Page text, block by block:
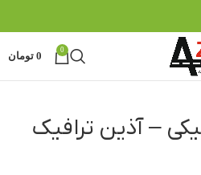
0
0 تومان
– آذین ترافیک